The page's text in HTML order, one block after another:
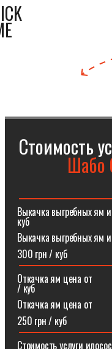
Стоимость
Шабо
Выкачка выгребных
куб
Выкачка выгребных ям
300 грн / куб
Откачка ям цена
/ куб
Откачка ям цена от
250 грн / куб
Стоимость услуги